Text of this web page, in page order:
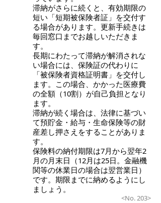
滞納がさらに続くと、有効期限の
短い「短期被保険者証」を交付す
る場合があります。更新手続きは
毎回窓口までお越しいただきま
す。
長期にわたって滞納が解消されな
い場合には、保険証の代わりに
「被保険者資格証明書」を交付し
ます。この場合、かかった医療費
の全額（10割）が自己負担となり
ます。
滞納が続く場合は、法律に基づい
て預貯金・給与・生命保険等の財
産差し押さえをすることがありま
す。
保険料の納付期限は7月から翌年2
月の月末日（12月は25日。金融機
関等の休業日の場合は翌営業日）
です。期限までに納めるようにし
ましょう。
<No. 203>